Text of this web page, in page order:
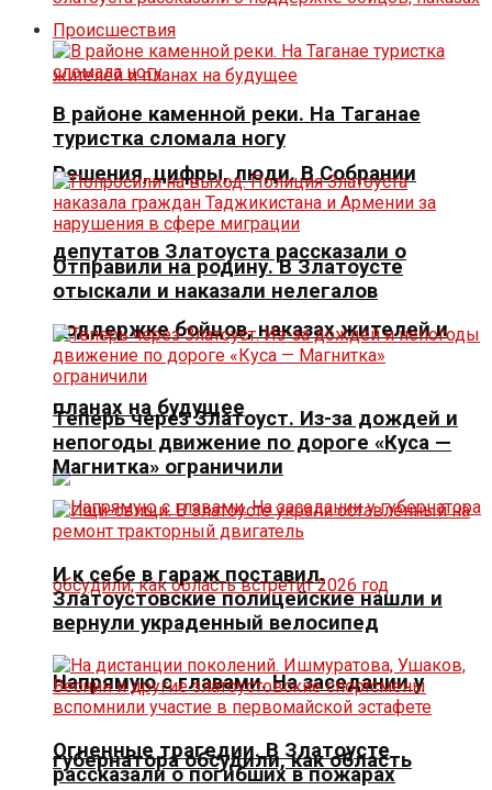
Решения, цифры, люди. В Собрании
депутатов Златоуста рассказали о
поддержке бойцов, наказах жителей и
планах на будущее
Напрямую с главами. На заседании у
губернатора обсудили, как область
Происшествия
В районе каменной реки. На Таганае
туристка сломала ногу
Отправили на родину. В Златоусте
отыскали и наказали нелегалов
Теперь через Златоуст. Из-за дождей и
непогоды движение по дороге «Куса —
Магнитка» ограничили
И к себе в гараж поставил.
Златоустовские полицейские нашли и
вернули украденный велосипед
Огненные трагедии. В Златоусте
рассказали о погибших в пожарах